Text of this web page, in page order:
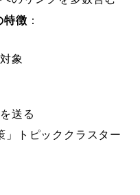
特徴 ：
象
送る
」トピッククラスター